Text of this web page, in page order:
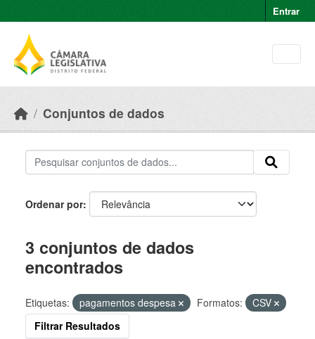
Entrar
Conjuntos de dados
Ordenar por
3 conjuntos de dados
encontrados
Etiquetas: pagamentos despesa Formatos:
CSV
Filtrar Resultados